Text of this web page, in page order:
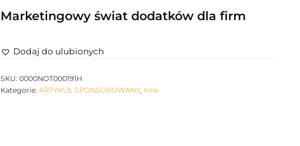
Marketingowy świat dodatków dla firm
Dodaj do ulubionych
SKU:0000NOT000191H
Kategorie:ARTYKUŁ SPONSOROWANY, Inne